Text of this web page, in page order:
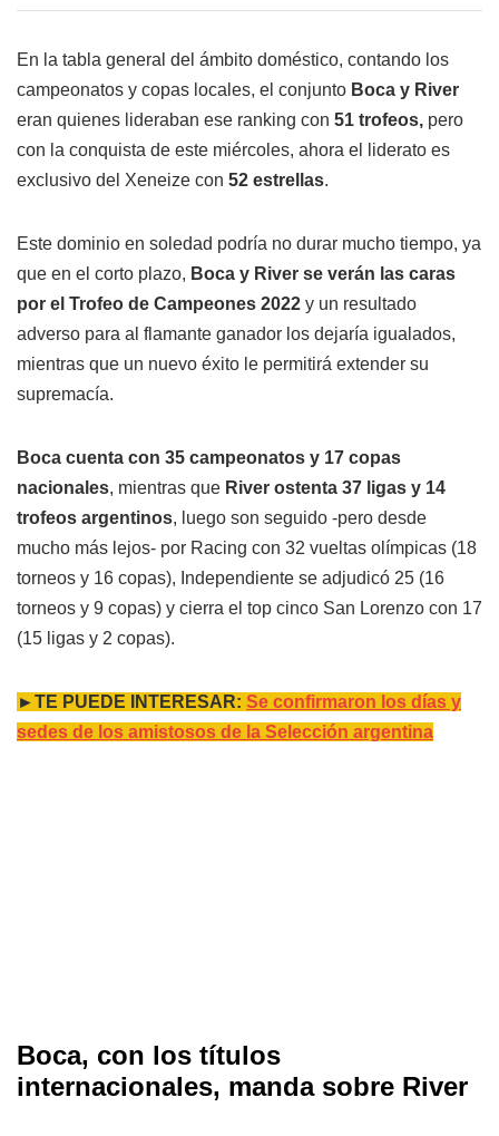
En la tabla general del ámbito doméstico, contando los
campeonatos y copas locales, el conjunto Boca y River
eran quienes lideraban ese ranking con 51 trofeos, pero
con la conquista de este miércoles, ahora el liderato es
exclusivo del Xeneize con 52 estrellas.
Este dominio en soledad podría no durar mucho tiempo, ya
que en el corto plazo, Boca y River se verán las caras
por el Trofeo de Campeones 2022 y un resultado
adverso para al flamante ganador los dejaría igualados,
mientras que un nuevo éxito le permitirá extender su
supremacía.
Boca cuenta con 35 campeonatos y 17 copas
nacionales, mientras que River ostenta 37 ligas y 14
trofeos argentinos, luego son seguido -pero desde
mucho más lejos- por Racing con 32 vueltas olímpicas (18
torneos y 16 copas), Independiente se adjudicó 25 (16
torneos y 9 copas) y cierra el top cinco San Lorenzo con 17
(15 ligas y 2 copas).
►TE PUEDE INTERESAR: Se confirmaron los días y
sedes de los amistosos de la Selección argentina
Boca, con los títulos
internacionales, manda sobre River